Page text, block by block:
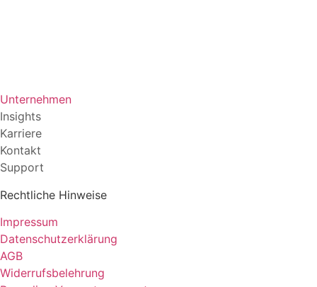
Unternehmen
Insights
Karriere
Kontakt
Support
Rechtliche Hinweise
Impressum
Datenschutzerklärung
AGB
Widerrufsbelehrung